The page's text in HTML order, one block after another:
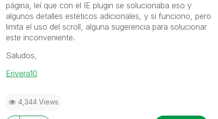
página, leí que con el IE plugin se solucionaba eso y
algunos detalles estéticos adicionales, y si funciono, pero
limita el uso del scroll, alguna sugerencia para solucionar
este inconveniente.
Saludos,
Erivera10
4,344 Views